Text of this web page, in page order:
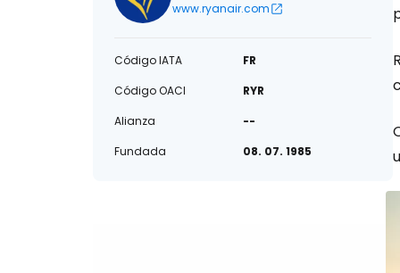
www.ryanair.com
Código IATA
FR
Código OACI
RYR
Alianza
--
Fundada
08. 07. 1985